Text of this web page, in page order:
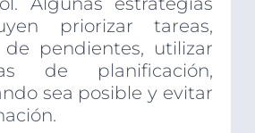
priorizar tareas,
pendientes, utilizar
de planificación,
sea posible y evitar